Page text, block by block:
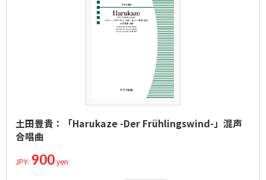
土田豊貴：「Harukaze -Der Frühlingswind-」混声
合唱曲
JPY: 900yen